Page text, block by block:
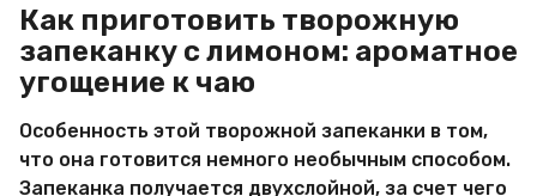
Как приготовить творожную
запеканку с лимоном: ароматное
угощение к чаю
Особенность этой творожной запеканки в том,
что она готовится немного необычным способом.
Запеканка получается двухслойной, за счет чего